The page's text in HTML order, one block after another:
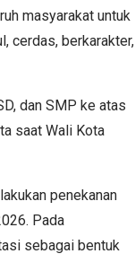
masyarakat untuk
cerdas, berkarakter,
dan SMP ke atas
saat Wali Kota
penekanan
Pada
sebagai bentuk